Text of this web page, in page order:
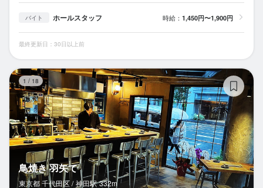
バイト ホールスタッフ 時給： 1,450円〜1,900円
最終更新日：30日以上前
1 / 18
鳥焼き 羽矢て
東京都 千代田区 / 神田駅 332m